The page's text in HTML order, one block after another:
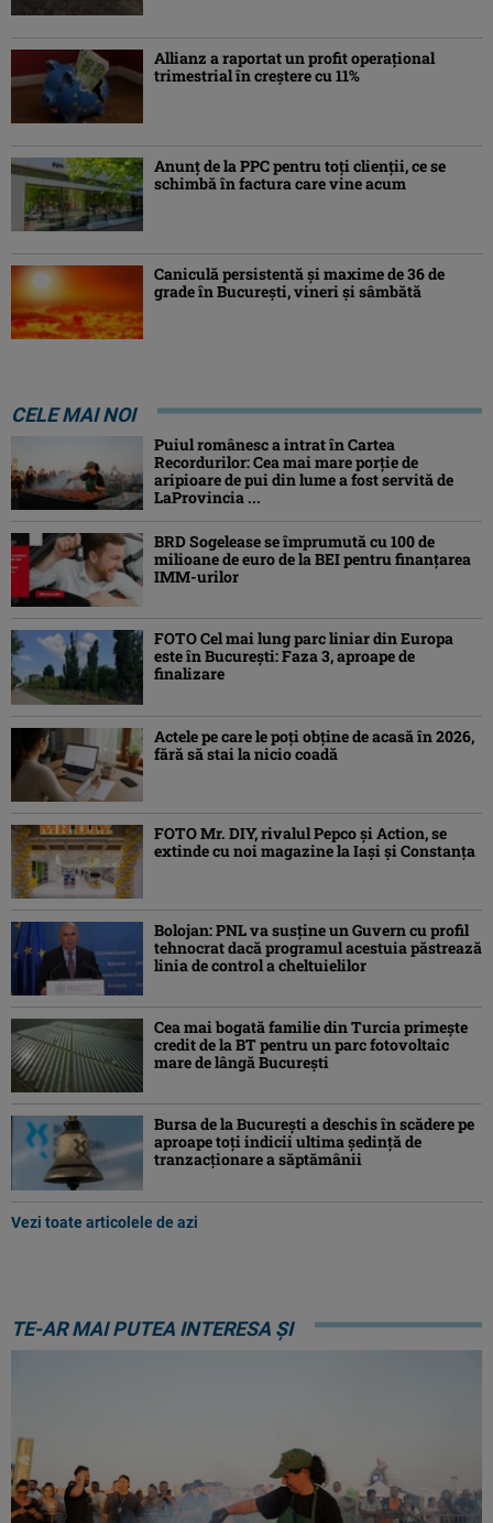
Allianz a raportat un profit operaţional
trimestrial în creștere cu 11%
Anunț de la PPC pentru toți clienții, ce se
schimbă în factura care vine acum
Caniculă persistentă şi maxime de 36 de
grade în Bucureşti, vineri şi sâmbătă
CELE MAI NOI
Puiul românesc a intrat în Cartea
Recordurilor: Cea mai mare porție de
aripioare de pui din lume a fost servită de
LaProvincia ...
BRD Sogelease se împrumută cu 100 de
milioane de euro de la BEI pentru finanțarea
IMM-urilor
FOTO Cel mai lung parc liniar din Europa
este în București: Faza 3, aproape de
finalizare
Actele pe care le poți obține de acasă în 2026,
fără să stai la nicio coadă
FOTO Mr. DIY, rivalul Pepco și Action, se
extinde cu noi magazine la Iași și Constanța
Bolojan: PNL va susţine un Guvern cu profil
tehnocrat dacă programul acestuia păstrează
linia de control a cheltuielilor
Cea mai bogată familie din Turcia primește
credit de la BT pentru un parc fotovoltaic
mare de lângă București
Bursa de la Bucureşti a deschis în scădere pe
aproape toţi indicii ultima şedinţă de
tranzacţionare a săptămânii
Vezi toate articolele de azi
TE-AR MAI PUTEA INTERESA ȘI